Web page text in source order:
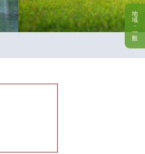
地
域
・
一
般